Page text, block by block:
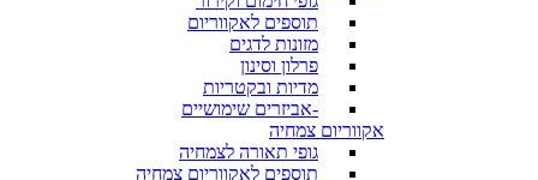
תוספים לאקווריום
מזונות לדגים
פרלון וסינון
מדיות ובקטריות
-אביזרים שימושיים
אקווריום צמחיה
גופי תאורה לצמחיה
תוספים לאקווריום צמחיה